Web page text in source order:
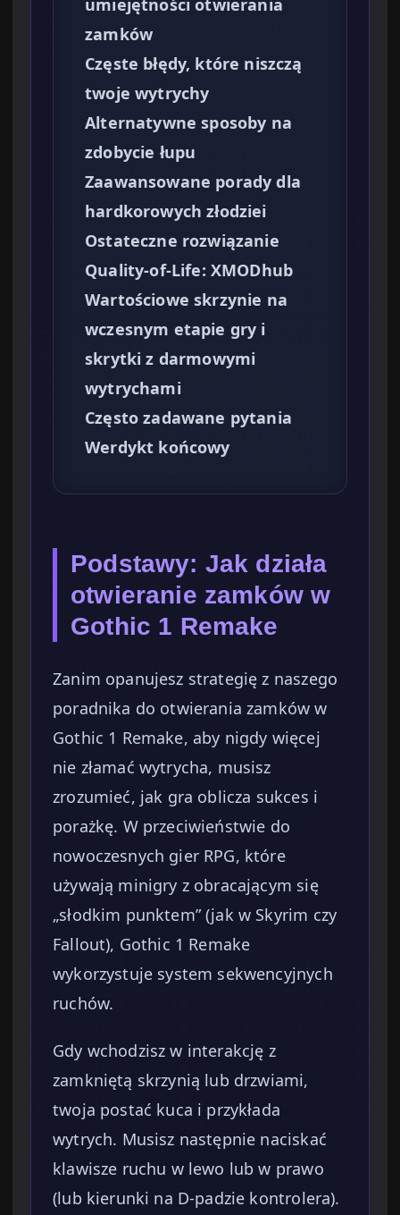
zamków
Częste błędy, które niszczą
twoje wytrychy
Alternatywne sposoby na
zdobycie łupu
Zaawansowane porady dla
hardkorowych złodziei
Ostateczne rozwiązanie
Quality-of-Life: XMODhub
Wartościowe skrzynie na
wczesnym etapie gry i
skrytki z darmowymi
wytrychami
Często zadawane pytania
Werdykt końcowy
Podstawy: Jak działa
otwieranie zamków w
Gothic 1 Remake
Zanim opanujesz strategię z naszego
poradnika do otwierania zamków w
Gothic 1 Remake, aby nigdy więcej
nie złamać wytrycha, musisz
zrozumieć, jak gra oblicza sukces i
porażkę. W przeciwieństwie do
nowoczesnych gier RPG, które
używają minigry z obracającym się
„słodkim punktem” (jak w Skyrim czy
Fallout), Gothic 1 Remake
wykorzystuje system sekwencyjnych
ruchów.
Gdy wchodzisz w interakcję z
zamkniętą skrzynią lub drzwiami,
twoja postać kuca i przykłada
wytrych. Musisz następnie naciskać
klawisze ruchu w lewo lub w prawo
(lub kierunki na D-padzie kontrolera).